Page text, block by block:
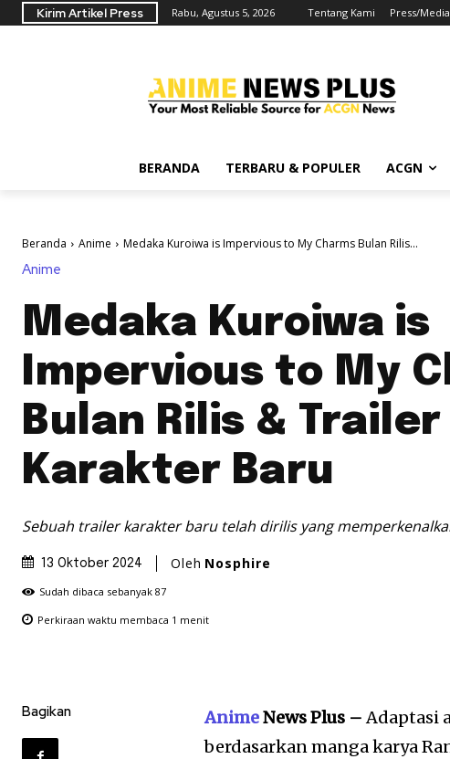
Kirim Artikel Press Rabu, Agustus 5, 2026 Tentang Kami Press/
BERANDA TERBARU & POPULER ACGN
Beranda Anime Medaka Kuroiwa is Impervious to My Charms Bulan Rilis...
Anime
Medaka Kuroiwa is
Impervious to My
Bulan Rilis & Trailer
Karakter Baru
Sebuah trailer karakter baru telah dirilis yang
13 Oktober 2024 Oleh Nosphire
Sudah dibaca sebanyak 87
Perkiraan waktu membaca 1 menit
Bagikan AnimeNews Plus –Adaptasi
berdasarkan manga karya